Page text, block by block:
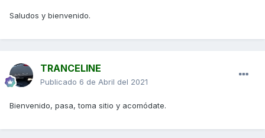
Saludos y bienvenido.
TRANCELINE
Publicado 6 de Abril del 2021
Bienvenido, pasa, toma sitio y acomódate.